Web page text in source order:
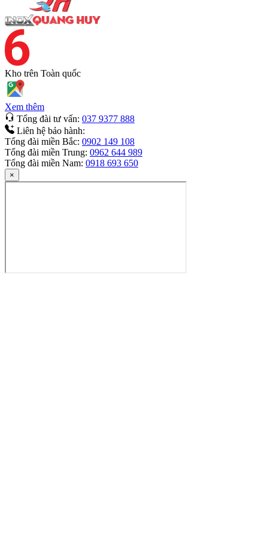
Kho trên Toàn quốc
Xem thêm
Tổng đài tư vấn: 037 9377 888
Liên hệ bảo hành:
Tổng đài miền Bắc: 0902 149 108
Tổng đài miền Trung: 0962 644 989
Tổng đài miền Nam: 0918 693 650
×